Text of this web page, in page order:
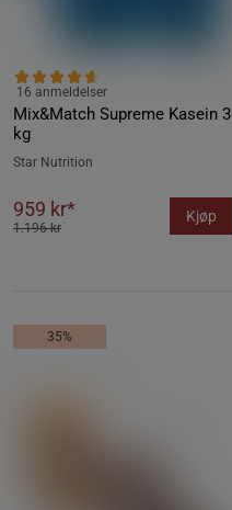
Mix&Match Supreme Kasein 3
kg
16 anmeldelser
Star Nutrition
959 kr*
1.196 kr
Kjøp
35%